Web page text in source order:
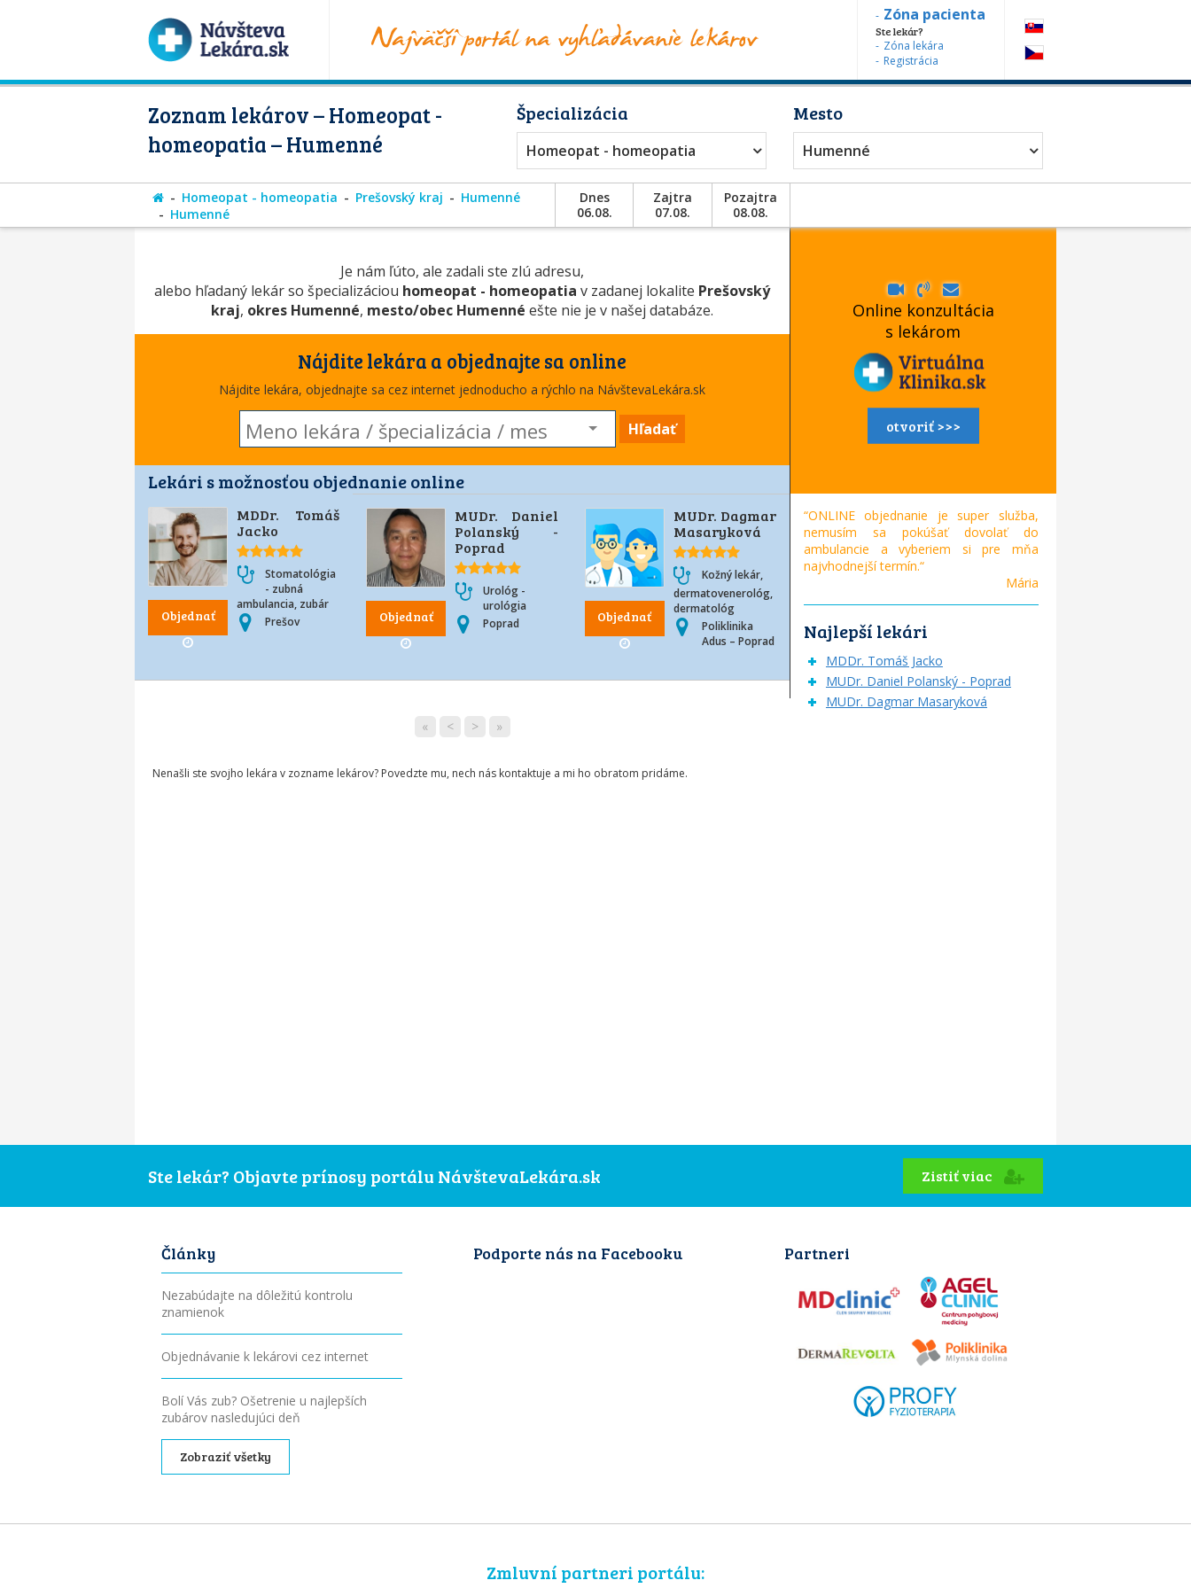
Zóna pacienta
Ste lekár?
Zóna lekára
Registrácia
Zoznam lekárov – Homeopat -
homeopatia – Humenné
Špecializácia
Homeopat - homeopatia
Mesto
Humenné
Homeopat - homeopatia Prešovský kraj
Humenné
Humenné
Dnes
06.08.
Zajtra
07.08.
Pozajtra
08.08.
Je nám ľúto, ale zadali ste zlú adresu,
alebo hľadaný lekár so špecializáciou homeopat - homeopatia v zadanej lokalite Prešovský
kraj, okres Humenné, mesto/obec Humenné ešte nie je v našej databáze.
Nájdite lekára a objednajte sa online
Nájdite lekára, objednajte sa cez internet jednoducho a rýchlo na NávštevaLekára.sk
Hľadať
Lekári s možnosťou objednanie online
Objednať
MDDr. Tomáš
Jacko
Stomatológia
- zubná
ambulancia, zubár
Prešov
Objednať
MUDr. Daniel
Polanský -
Poprad
Urológ -
urológia
Poprad
Objednať
MUDr. Dagmar
Masaryková
Kožný lekár,
dermatovenerológ,
dermatológ
Poliklinika
Adus – Poprad
« < > »
Nenašli ste svojho lekára v zozname lekárov? Povedzte mu, nech nás kontaktuje a mi ho obratom pridáme.
Online konzultácia
s lekárom
otvoriť >>>
“ONLINE objednanie je super služba,
nemusím sa pokúšať dovolať do
ambulancie a vyberiem si pre mňa
najvhodnejší termín.“
Mária
Najlepší lekári
MDDr. Tomáš Jacko
MUDr. Daniel Polanský - Poprad
MUDr. Dagmar Masaryková
Ste lekár? Objavte prínosy portálu NávštevaLekára.sk Zistiť viac
Články
Nezabúdajte na dôležitú kontrolu
znamienok
Objednávanie k lekárovi cez internet
Bolí Vás zub? Ošetrenie u najlepších
zubárov nasledujúci deň
Zobraziť všetky
Podporte nás na Facebooku Partneri
Zmluvní partneri portálu: